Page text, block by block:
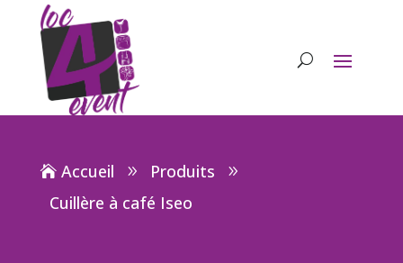
Accueil
Produits
Cuillère à café Iseo